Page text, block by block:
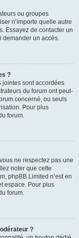
ou groupes
n’importe quelle autre
Essayez de contacter un
demander un accès.
?
jointes sont accordées
du forum ont peut-
concerné, ou seuls
Pour plus
forum.
ne respectez pas une
noter que cette
phpBB Limited n’est en
espace. Pour plus
forum.
?